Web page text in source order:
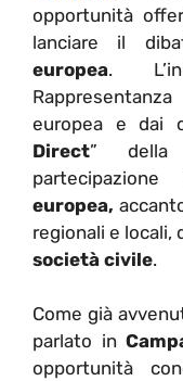
opportunità
lanciare il
europea.
europea e dai
Direct” della
europea,
regionali e locali,
società civile.
Come già
parlato in
opportunità